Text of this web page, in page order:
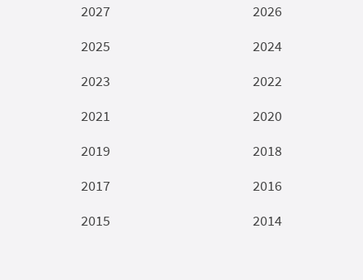
2027
2026
2025
2024
2023
2022
2021
2020
2019
2018
2017
2016
2015
2014